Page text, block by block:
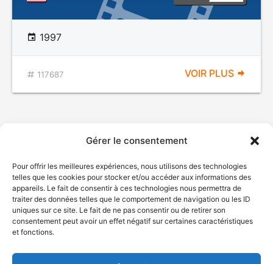
Gérer le consentement
Pour offrir les meilleures expériences, nous utilisons des technologies
telles que les cookies pour stocker et/ou accéder aux informations des
appareils. Le fait de consentir à ces technologies nous permettra de
traiter des données telles que le comportement de navigation ou les ID
uniques sur ce site. Le fait de ne pas consentir ou de retirer son
consentement peut avoir un effet négatif sur certaines caractéristiques
et fonctions.
1997
117687 VOIR PLUS
© Gouvernement du Québec, 2026
Plan du site